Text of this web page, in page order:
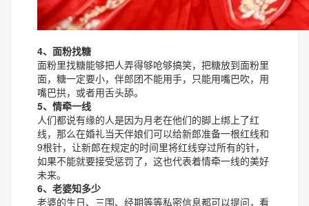
4、面粉找糖
面粉里找糖能够把人弄得够呛够搞笑，把糖放到面粉里
面，糖一定要小，伴郎团不能用手，只能用嘴巴吹，用
嘴巴拱，或者用舌头舔。
5、情牵一线
人们都说有缘的人是因为月老在他们的脚上绑上了红
线，那么在婚礼当天伴娘们可以给新郎准备一根红线和
9根针，让新郎在规定的时间里将红线穿过所有的针，
如果不能就要接受惩罚了，这也代表着情牵一线的美好
未来。
6、老婆知多少
老婆的生日、三围、经期等等私密信息都可以提问，看